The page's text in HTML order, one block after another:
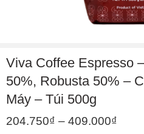
Viva Coffee Espresso
50%, Robusta 50% –
Máy – Túi 500g
204.750₫ – 409.000₫